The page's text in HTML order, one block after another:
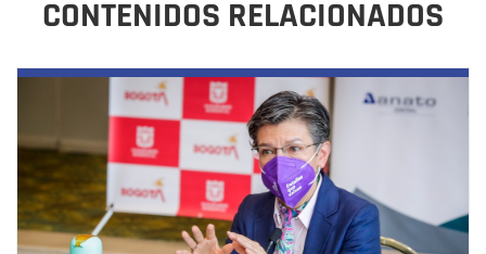
CONTENIDOS RELACIONADOS